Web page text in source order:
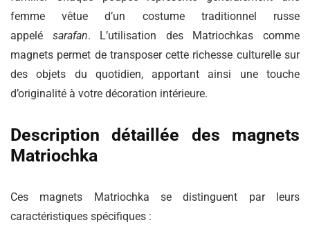
femme vêtue d’un costume traditionnel russe
appelé sarafan. L’utilisation des Matriochkas comme
magnets permet de transposer cette richesse culturelle sur
des objets du quotidien, apportant ainsi une touche
d’originalité à votre décoration intérieure.
Description détaillée des magnets
Matriochka
Ces magnets Matriochka se distinguent par leurs
caractéristiques spécifiques :